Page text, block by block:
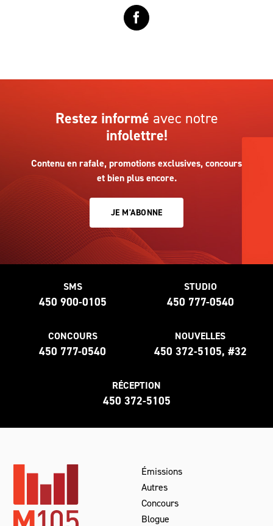
Restez informé avec notre
infolettre!
Contenu en rafale, promotions exclusives, concours
et bien plus encore.
JE M'ABONNE
SMS
450 900-0105
STUDIO
450 777-0540
CONCOURS
450 777-0540
NOUVELLES
450 372-5105, #32
RÉCEPTION
450 372-5105
Émissions
Autres
Concours
Blogue